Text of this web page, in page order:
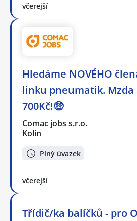
včerejší
Hledáme NOVÉHO
linku pneumatik. Mzda
700Kč!🤑
Comac jobs s.r.o.
Kolín
Plný úvazek
včerejší
Třídič/ka balíčků - pro